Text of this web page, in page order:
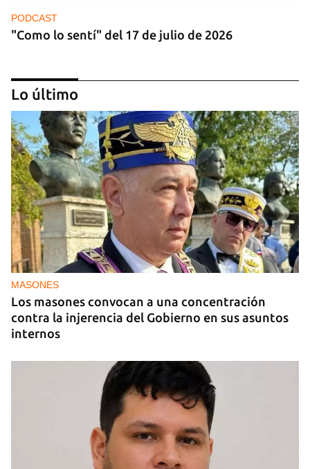
PODCAST
"Como lo sentí" del 17 de julio de 2026
PODCAST
"Como lo sentí" del 10 de julio de 2026
Lo último
MASONES
Los masones convocan a una concentración
contra la injerencia del Gobierno en sus asuntos
internos